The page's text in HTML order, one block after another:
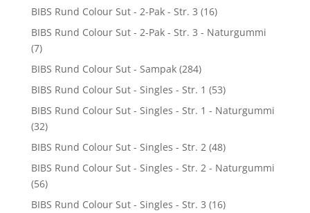
BIBS Rund Colour Sut - 2-Pak - Str. 3 (16)
BIBS Rund Colour Sut - 2-Pak - Str. 3 - Naturgummi
(7)
BIBS Rund Colour Sut - Sampak (284)
BIBS Rund Colour Sut - Singles - Str. 1 (53)
BIBS Rund Colour Sut - Singles - Str. 1 - Naturgummi
(32)
BIBS Rund Colour Sut - Singles - Str. 2 (48)
BIBS Rund Colour Sut - Singles - Str. 2 - Naturgummi
(56)
BIBS Rund Colour Sut - Singles - Str. 3 (16)